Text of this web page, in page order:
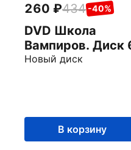
260 434 -40%
DVD Школа
Вампиров. Диск
(серии 37-44)
Новый диск
В корзину